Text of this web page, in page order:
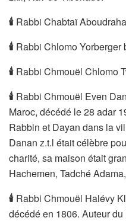
🕯 Rabbi Chabtaï
🕯 Rabbi Chlomo Yorberger
🕯 Rabbi Chmouël Chlomo
🕯 Rabbi Chmouël Even
Maroc, décédé le 28 adar
Rabbin et Dayan dans la
Danan z.t.l était célèbre
charité, sa maison était
Hachemen, Tadché
🕯 Rabbi Chmouël Halévy
décédé en 1806. Auteur